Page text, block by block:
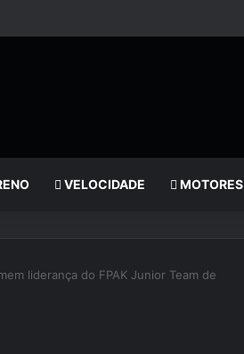
VELOCIDADE MOTORES
liderança do FPAK Junior Team de